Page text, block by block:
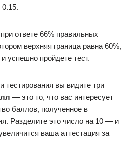
ответе 66% правильных
верхняя граница равна 60%,
успешно пройдете тест.
тестирования вы видите три
— это то, что вас интересует
баллов, полученное в
Разделите это число на 10 — и
ваша аттестация за